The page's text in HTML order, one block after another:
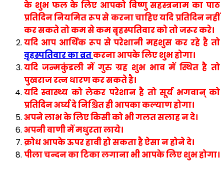
के शुभ फल के लिए आपको विष्णु सहस्त्रनाम का पाठ
प्रतिदिन नियमित रूप से करना चाहिए यदि प्रतिदिन नहीं
कर सकते तो कम से कम बृहस्पतिवार को तो जरूर करे।
यदि आप आर्थिक रूप से परेशानी महशुस कर रहे है तो
वृहस्पतिवार का व्रतकरना आपके लिए शुभ होगा।
यदि जन्मकुंडली में गुरु ग्रह शुभ भाव में स्थित है तो
पुखराज रत्न धारण कर सकते है।
यदि स्वास्थ्य को लेकर परेशान है तो सूर्य भगवान् को
प्रतिदिन अर्घ्य दे निश्चित ही आपका कल्याण होगा।
अपने लाभ के लिए किसी को भी गलत सलाह न दे।
अपनी वाणी में मधुरता लाये।
क्रोध आपके ऊपर हावी हो सकता है ऐसा न होने दे।
पीला चन्दन का टिका लगाना भी आपके लिए शुभ होगा।